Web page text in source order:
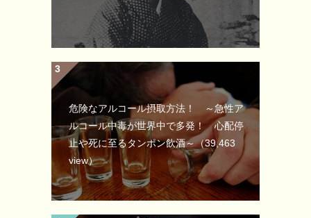
危険なアルコール摂取方法！ ～急性ア
ルコール中毒が世界中で多発！ 心配停
止や死に至るタンポン飲酒～（39,463
view）